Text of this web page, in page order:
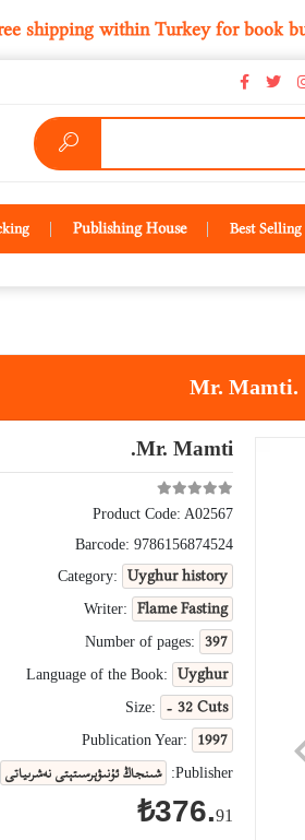
Free shipping within Turkey
Best
Publishing House
Mr. Mamti.
Mr. Mamti.
Product Code: A02567
Barcode: 9786156874524
Category:
Uyghur history
Writer: Flame Fasting
Number of pages: 397
Language of the Book: Uyghur
Size: - 32 Cuts
Publication Year: 1997
Publisher: شىنجاڭ ئۇنىۋېرسىتېتى نەشرىياتى
₺376.91